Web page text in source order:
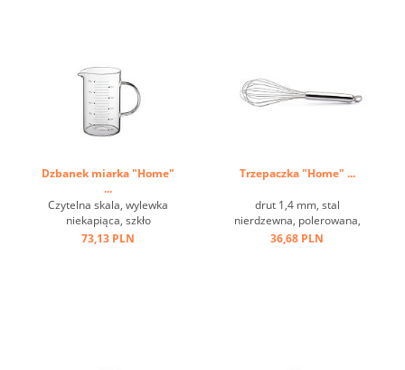
Dzbanek miarka "Home"
...
Czytelna skala, wylewka
niekapiąca, szkło
borokrzemianowe ...
73,13 PLN
Trzepaczka "Home" ...
drut 1,4 mm, stal
nierdzewna, polerowana,
uchwyt z oczkiem ...
36,68 PLN